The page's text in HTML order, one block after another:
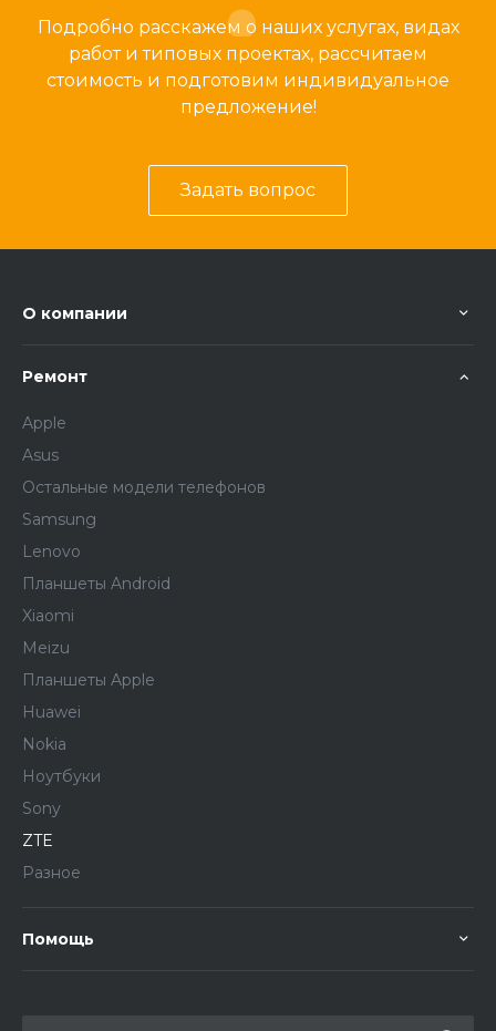
Подробно расскажем о наших услугах, видах
работ и типовых проектах, рассчитаем
стоимость и подготовим индивидуальное
предложение!
Задать вопрос
О компании
Ремонт
Apple
Asus
Остальные модели телефонов
Samsung
Lenovo
Планшеты Android
Xiaomi
Meizu
Планшеты Apple
Huawei
Nokia
Ноутбуки
Sony
ZTE
Разное
Помощь